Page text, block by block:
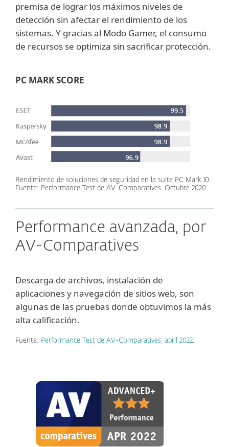
premisa de lograr los máximos niveles de
detección sin afectar el rendimiento de los
sistemas. Y gracias al Modo Gamer, el consumo
de recursos se optimiza sin sacrificar protección.
PC MARK SCORE
Rendimiento de soluciones de seguridad en la suite PC Mark 10.
Fuente: Performance Test de AV-Comparatives. Octubre 2020
Performance avanzada, por
AV-Comparatives
Descarga de archivos, instalación de
aplicaciones y navegación de sitios web, son
algunas de las pruebas donde obtuvimos la más
alta calificación.
Fuente: Performance Test de AV-Comparatives, abril 2022.